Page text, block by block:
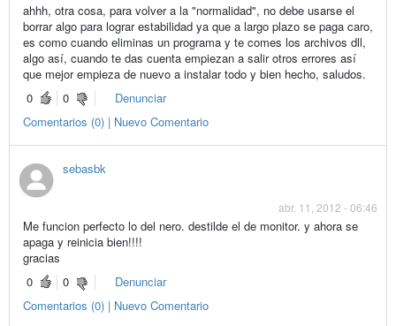
ahhh, otra cosa, para volver a la "normalidad", no debe usarse el
borrar algo para lograr estabilidad ya que a largo plazo se paga caro,
es como cuando eliminas un programa y te comes los archivos dll,
algo así, cuando te das cuenta empiezan a salir otros errores así
que mejor empieza de nuevo a instalar todo y bien hecho, saludos.
0
0
Denunciar
Comentarios (0) | Nuevo Comentario
sebasbk
abr. 11, 2012 - 06:46
Me funcion perfecto lo del nero. destilde el de monitor. y ahora se
apaga y reinicia bien!!!!
gracias
0
0
Denunciar
Comentarios (0) | Nuevo Comentario